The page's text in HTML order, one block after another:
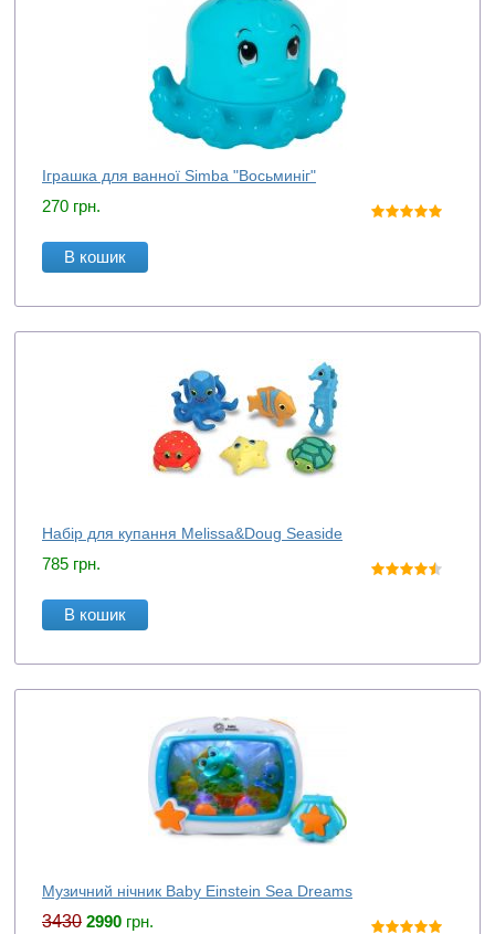
Іграшка для ванної Simba "Восьминіг"
270 грн.
В кошик
Набір для купання Melissa&Doug Seaside
785 грн.
В кошик
Музичний нічник Baby Einstein Sea Dreams
3430 2990 грн.